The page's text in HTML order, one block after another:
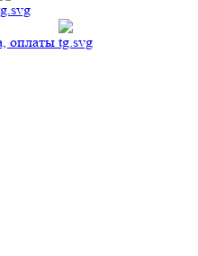
оплаты